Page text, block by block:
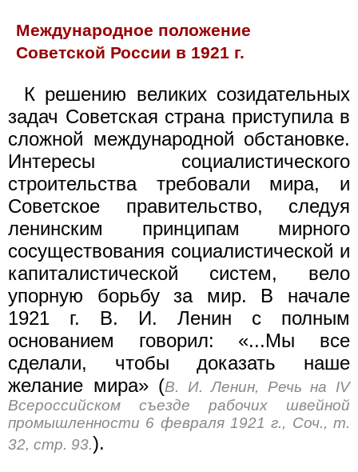
Международное положение
Советской России в 1921 г.
К решению великих созидательных
задач Советская страна приступила в
сложной международной обстановке.
Интересы социалистического
строительства требовали мира, и
Советское правительство, следуя
ленинским принципам мирного
сосуществования социалистической и
капиталистической систем, вело
упорную борьбу за мир. В начале
1921 г. В. И. Ленин с полным
основанием говорил: «...Мы все
сделали, чтобы доказать наше
желание мира» (В. И. Ленин, Речь на IV
Всероссийском съезде рабочих швейной
промышленности 6 февраля 1921 г., Соч., т.
32, стр. 93.).